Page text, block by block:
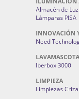
Almacén de Luz
Lámparas PISA
INNOVACIÓN
Need
Iberbox 3000
LIMPIEZA
Limpiezas Criza